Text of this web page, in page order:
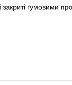
гумовими